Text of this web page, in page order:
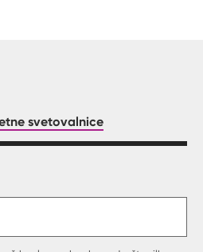
svetovalnice
vprašanje